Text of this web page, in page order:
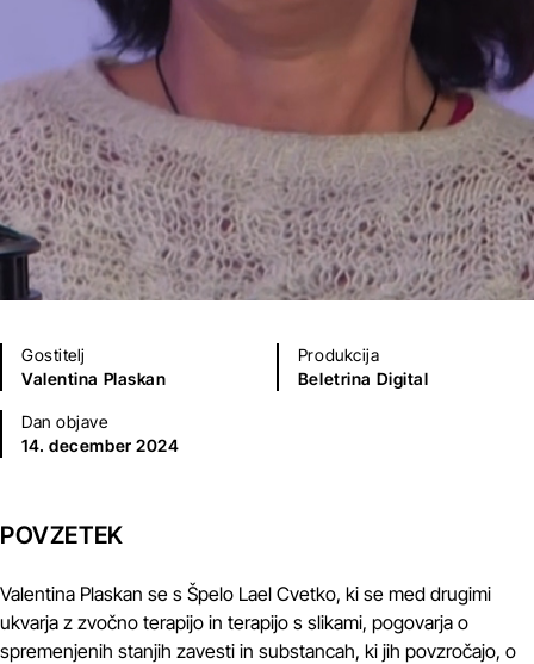
Gostitelj
Valentina Plaskan
Produkcija
Beletrina Digital
Dan objave
14. december 2024
POVZETEK
Valentina Plaskan se s Špelo Lael Cvetko, ki se med drugimi
ukvarja z zvočno terapijo in terapijo s slikami, pogovarja o
spremenjenih stanjih zavesti in substancah, ki jih povzročajo, o